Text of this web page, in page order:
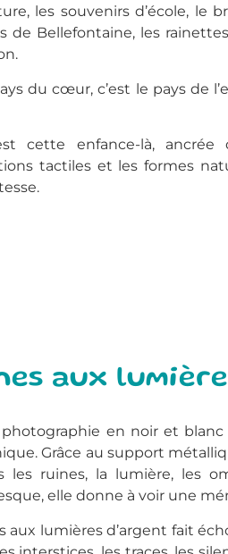
les souvenirs d’école, le
de Bellefontaine, les
du cœur, c’est le pays de
cette enfance-là,
tactiles et les formes
aux
en noir et
Grâce au support
les ruines, la lumière, les
elle donne à voir une
aux lumières d’argent fait